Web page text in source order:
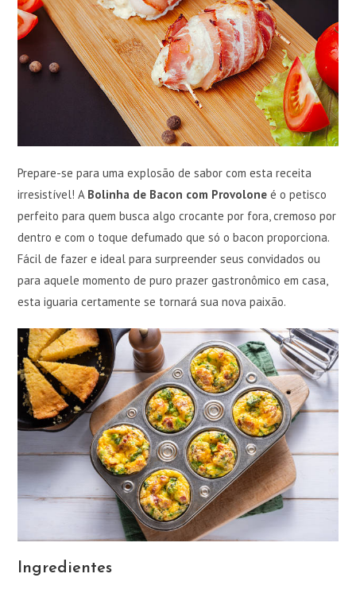
Prepare-se para uma explosão de sabor com esta receita
irresistível! A Bolinha de Bacon com Provolone é o petisco
perfeito para quem busca algo crocante por fora, cremoso por
dentro e com o toque defumado que só o bacon proporciona.
Fácil de fazer e ideal para surpreender seus convidados ou
para aquele momento de puro prazer gastronômico em casa,
esta iguaria certamente se tornará sua nova paixão.
Ingredientes